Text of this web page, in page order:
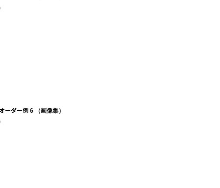
ーダー例 6 （画像集）